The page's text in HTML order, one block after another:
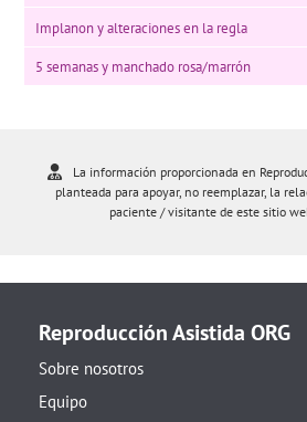
Implanon y alteraciones en la regla
5 semanas y manchado rosa/marrón
La información proporcionada en
planteada para apoyar, no reemplazar, la
paciente / visitante de este sitio
Reproducción Asistida ORG
Sobre nosotros
Equipo